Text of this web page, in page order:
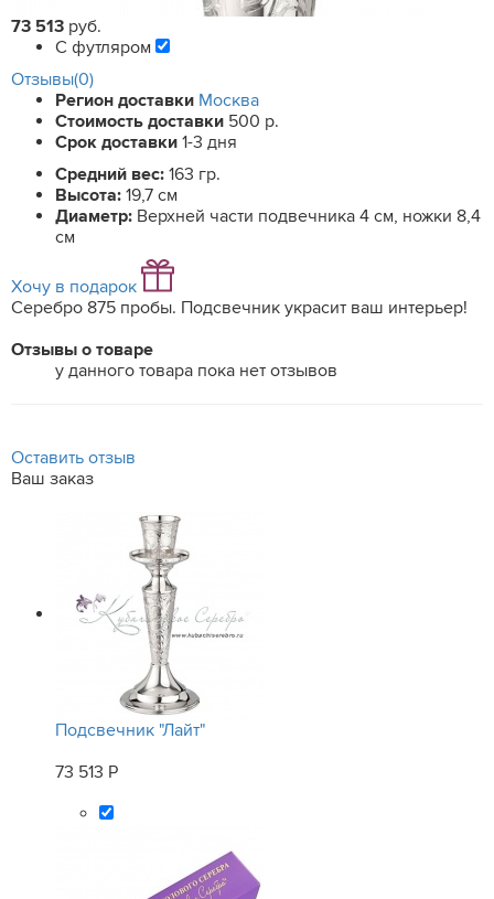
73 513 руб.
С футляром
Отзывы(0)
Регион доставки Москва
Стоимость доставки 500 р.
Срок доставки 1-3 дня
Средний вес: 163 гр.
Высота: 19,7 см
Диаметр: Верхней части подвечника 4 см, ножки 8,4
см
Хочу в подарок
Серебро 875 пробы. Подсвечник украсит ваш интерьер!
Отзывы о товаре
у данного товара пока нет отзывов
Оставить отзыв
Ваш заказ
Подсвечник "Лайт"
73 513 Р